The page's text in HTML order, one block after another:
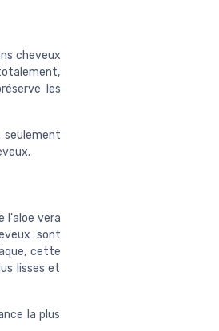
cheveux
les
l'aloe vera
sont
cette
lisses et
la plus